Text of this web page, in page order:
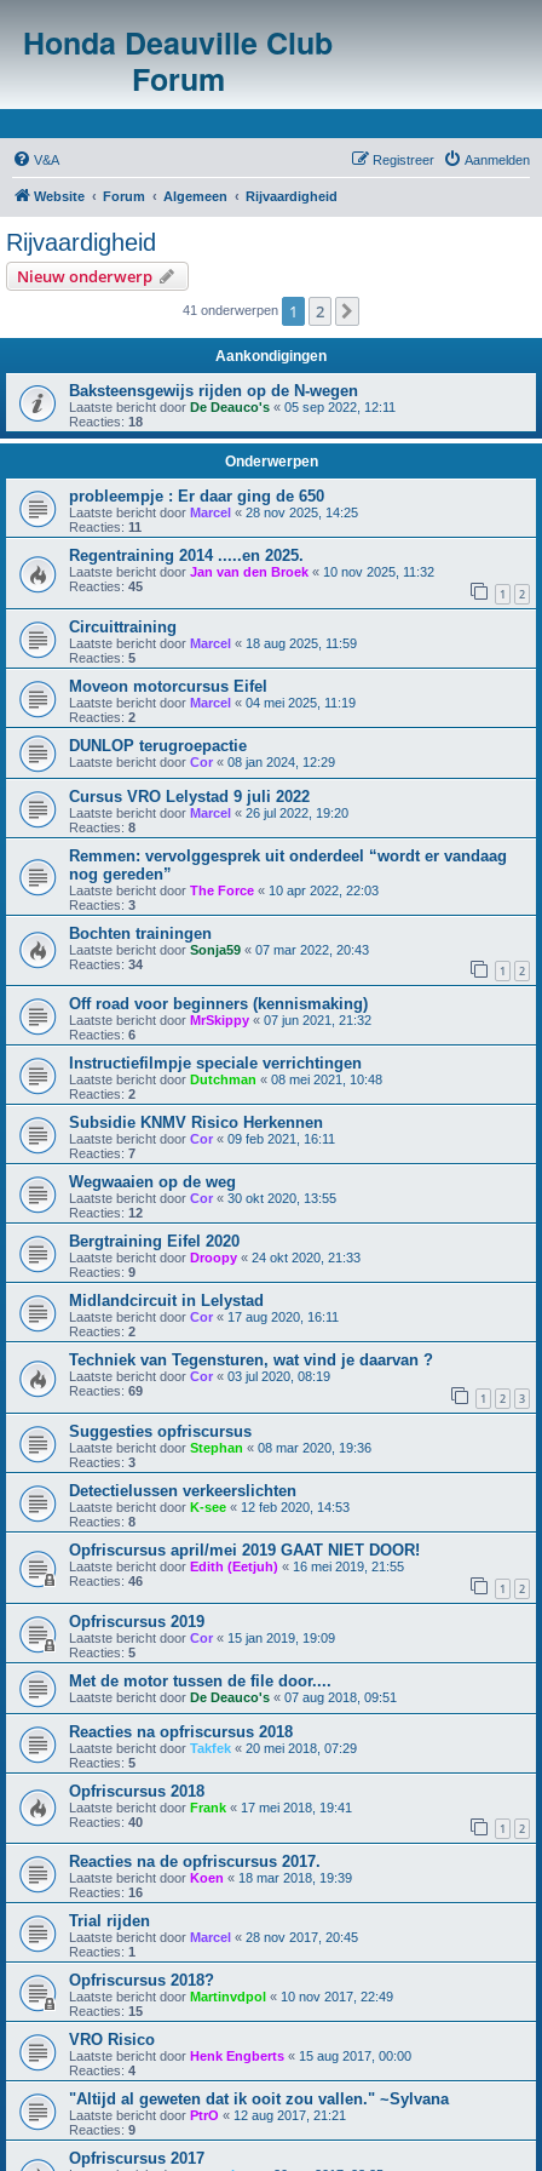
Honda Deauville Club
Forum
V&A Aanmelden
Registreer
Website Forum Algemeen Rijvaardigheid
Rijvaardigheid
Nieuw onderwerp
41 onderwerpen 1 2
Aankondigingen
Baksteensgewijs rijden op de N-wegen
Laatste bericht door De Deauco's « 05 sep 2022, 12:11
Reacties: 18
Onderwerpen
probleempje : Er daar ging de 650
Laatste bericht door Marcel « 28 nov 2025, 14:25
Reacties: 11
Regentraining 2014 .....en 2025.
Laatste bericht door Jan van den Broek « 10 nov 2025, 11:32
Reacties: 45 1 2
Circuittraining
Laatste bericht door Marcel « 18 aug 2025, 11:59
Reacties: 5
Moveon motorcursus Eifel
Laatste bericht door Marcel « 04 mei 2025, 11:19
Reacties: 2
DUNLOP terugroepactie
Laatste bericht door Cor « 08 jan 2024, 12:29
Cursus VRO Lelystad 9 juli 2022
Laatste bericht door Marcel « 26 jul 2022, 19:20
Reacties: 8
Remmen: vervolggesprek uit onderdeel “wordt er vandaag
nog gereden”
Laatste bericht door The Force « 10 apr 2022, 22:03
Reacties: 3
Bochten trainingen
Laatste bericht door Sonja59 « 07 mar 2022, 20:43
Reacties: 34 1 2
Off road voor beginners (kennismaking)
Laatste bericht door MrSkippy « 07 jun 2021, 21:32
Reacties: 6
Instructiefilmpje speciale verrichtingen
Laatste bericht door Dutchman « 08 mei 2021, 10:48
Reacties: 2
Subsidie KNMV Risico Herkennen
Laatste bericht door Cor « 09 feb 2021, 16:11
Reacties: 7
Wegwaaien op de weg
Laatste bericht door Cor « 30 okt 2020, 13:55
Reacties: 12
Bergtraining Eifel 2020
Laatste bericht door Droopy « 24 okt 2020, 21:33
Reacties: 9
Midlandcircuit in Lelystad
Laatste bericht door Cor « 17 aug 2020, 16:11
Reacties: 2
Techniek van Tegensturen, wat vind je daarvan ?
Laatste bericht door Cor « 03 jul 2020, 08:19
Reacties: 69 1 2 3
Suggesties opfriscursus
Laatste bericht door Stephan « 08 mar 2020, 19:36
Reacties: 3
Detectielussen verkeerslichten
Laatste bericht door K-see « 12 feb 2020, 14:53
Reacties: 8
Opfriscursus april/mei 2019 GAAT NIET DOOR!
Laatste bericht door Edith (Eetjuh) « 16 mei 2019, 21:55
Reacties: 46 1 2
Opfriscursus 2019
Laatste bericht door Cor « 15 jan 2019, 19:09
Reacties: 5
Met de motor tussen de file door....
Laatste bericht door De Deauco's « 07 aug 2018, 09:51
Reacties na opfriscursus 2018
Laatste bericht door Takfek « 20 mei 2018, 07:29
Reacties: 5
Opfriscursus 2018
Laatste bericht door Frank « 17 mei 2018, 19:41
Reacties: 40 1 2
Reacties na de opfriscursus 2017.
Laatste bericht door Koen « 18 mar 2018, 19:39
Reacties: 16
Trial rijden
Laatste bericht door Marcel « 28 nov 2017, 20:45
Reacties: 1
Opfriscursus 2018?
Laatste bericht door Martinvdpol « 10 nov 2017, 22:49
Reacties: 15
VRO Risico
Laatste bericht door Henk Engberts « 15 aug 2017, 00:00
Reacties: 4
"Altijd al geweten dat ik ooit zou vallen." ~Sylvana
Laatste bericht door PtrO « 12 aug 2017, 21:21
Reacties: 9
Opfriscursus 2017